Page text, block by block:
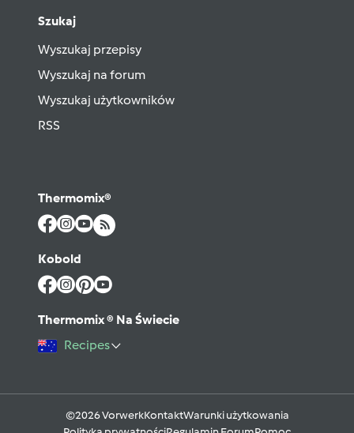
Szukaj
Wyszukaj przepisy
Wyszukaj na forum
Wyszukaj użytkowników
RSS
Thermomix®
Kobold
Thermomix ® Na Świecie
Recipes
©2026 VorwerkKontaktWarunki użytkowania